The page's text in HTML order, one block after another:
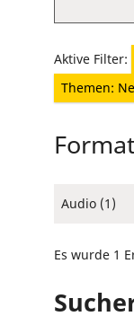
Aktive Filter:
Themen:
Audio (1)
Es wurde 1